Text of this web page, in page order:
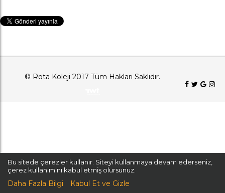
© Rota Koleji 2017 Tüm Hakları Saklıdır.
Bu sitede çerezler kullanır. Siteyi kullanmaya devam ederseniz,
çerez kullanımını kabul etmiş olursunuz.
Daha Fazla Bilgi Kabul Et ve Gizle